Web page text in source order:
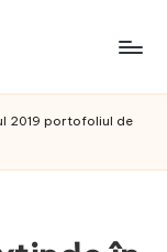
2019 portofoliul de